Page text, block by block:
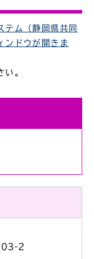
テム（静岡県共同
ンドウが開きま
。
2